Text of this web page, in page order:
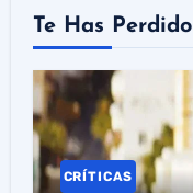
Te Has Perdido
CRÍTICAS